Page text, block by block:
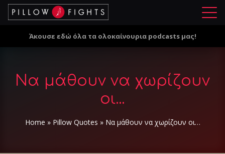
Μ
ο
Άκουσε εδώ όλα τα ολοκαίνουρια podcasts μας!
Να μάθουν να χωρίζουν
οι...
Home » Pillow Quotes » Να μάθουν να χωρίζουν οι…